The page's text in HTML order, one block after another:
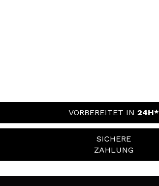
VORBEREITET IN 24H*
SICHERE
ZAHLUNG